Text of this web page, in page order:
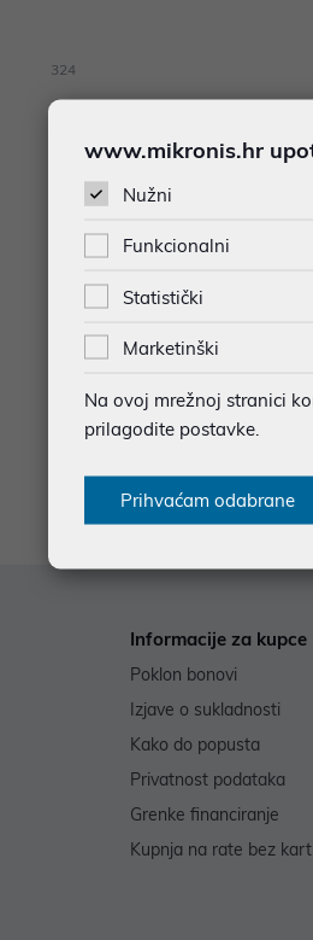
324
Informacije za kupce
Poklon bonovi
Izjave o sukladnosti
Kako do popusta
Privatnost podataka
Grenke financiranje
Kupnja na rate bez
www.mikronis.hr
Nužni
Funkcionalni
Statistički
Marketinški
Na ovoj mrežnoj stranici
prilagodite postavke.
Prihvaćam odabrane